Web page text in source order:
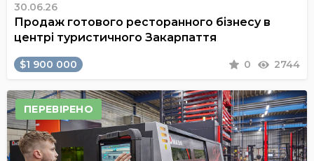
30.06.26
Продаж готового ресторанного бізнесу в
центрі туристичного Закарпаття
$1 900 000 0 2744
ПЕРЕВІРЕНО